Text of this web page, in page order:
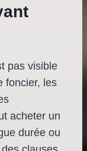
pas visible
foncier, les
acheter un
durée ou